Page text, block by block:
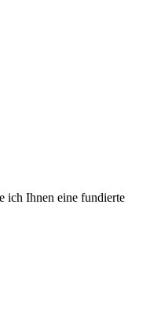
ich Ihnen eine fundierte